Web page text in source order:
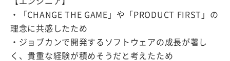
・「CHANGE THE GAME」や「PRODUCT FIRST」の
理念に共感したため
・ジョブカンで開発するソフトウェアの成長が著し
く、貴重な経験が積めそうだと考えたため